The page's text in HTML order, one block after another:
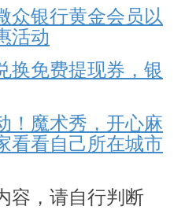
众银行黄金会员以
活动
换免费提现券，银
！魔术秀，开心麻
看看自己所在城市
容，请自行判断